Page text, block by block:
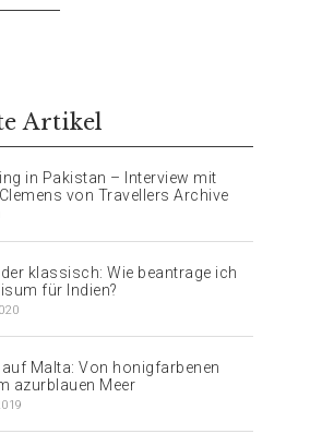
Artikel
in Pakistan – Interview mit
von Travellers Archive
klassisch: Wie beantrage ich
für Indien?
Malta: Von honigfarbenen
azurblauen Meer